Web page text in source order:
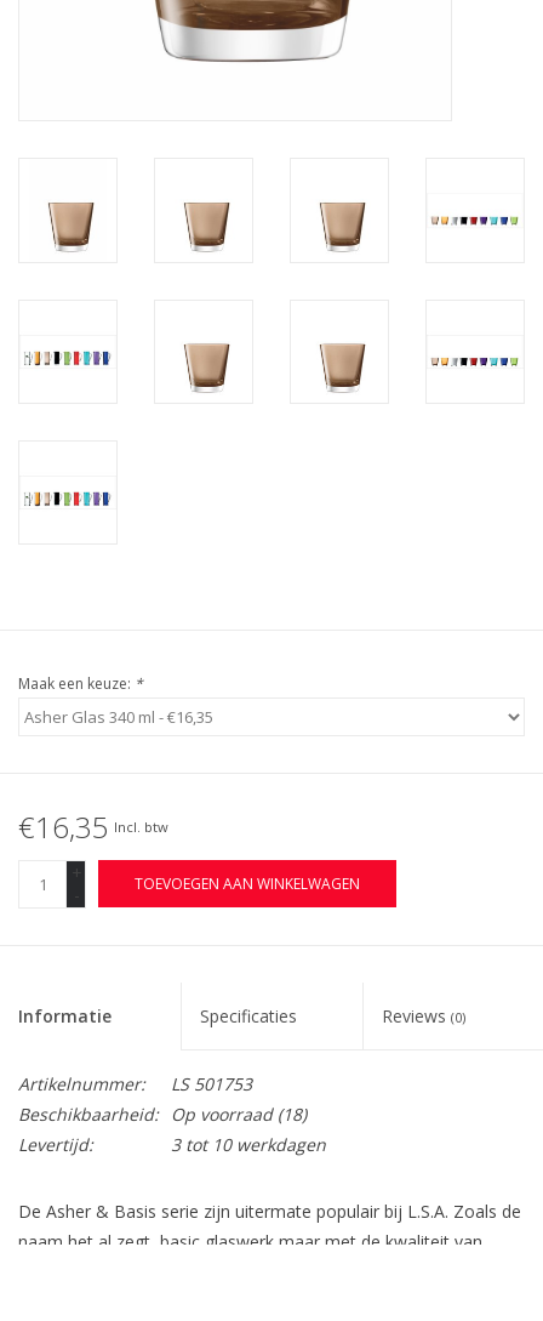
Maak een keuze: *
€16,35 Incl. btw
+
-
TOEVOEGEN AAN WINKELWAGEN
Informatie Specificaties Reviews (0)
Artikelnummer:
LS 501753
Beschikbaarheid:
Op voorraad(18)
Levertijd:
3 tot 10 werkdagen
De Asher & Basis serie zijn uitermate populair bij L.S.A. Zoals de
naam het al zegt, basic glaswerk maar met de kwaliteit van